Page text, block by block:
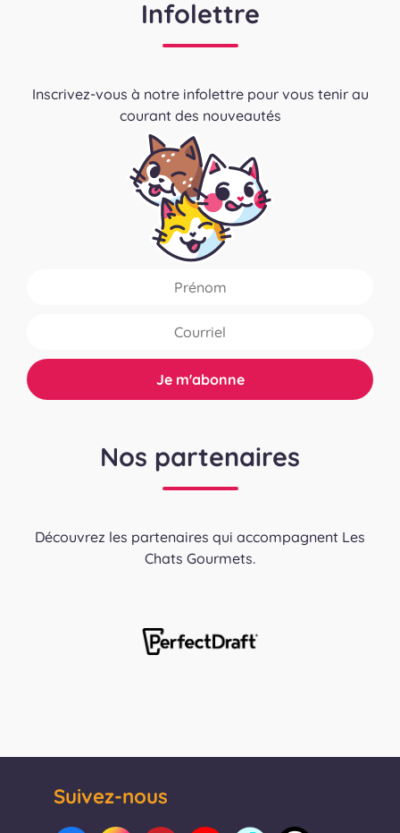
Infolettre
Inscrivez-vous à notre infolettre pour vous tenir au
courant des nouveautés
Nos partenaires
Découvrez les partenaires qui accompagnent Les
Chats Gourmets.
Suivez-nous